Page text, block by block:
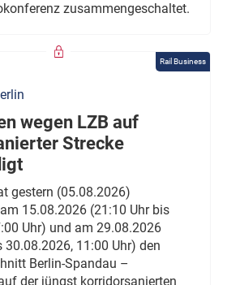
zusammengeschaltet.
Rail Business
wegen LZB auf
Strecke
gestern (05.08.2026)
15.08.2026 (21:10 Uhr bis
Uhr) und am 29.08.2026
30.08.2026, 11:00 Uhr) den
Berlin-Spandau –
der jüngst korridorsanierten